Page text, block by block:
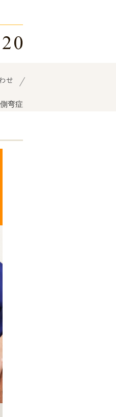
側弯症